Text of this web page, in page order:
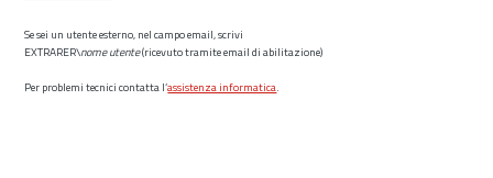
Se sei un utente esterno, nel campo email, scrivi
EXTRARER\nome utente(ricevuto tramite email di abilitazione)
Per problemi tecnici contatta l’assistenza informatica.